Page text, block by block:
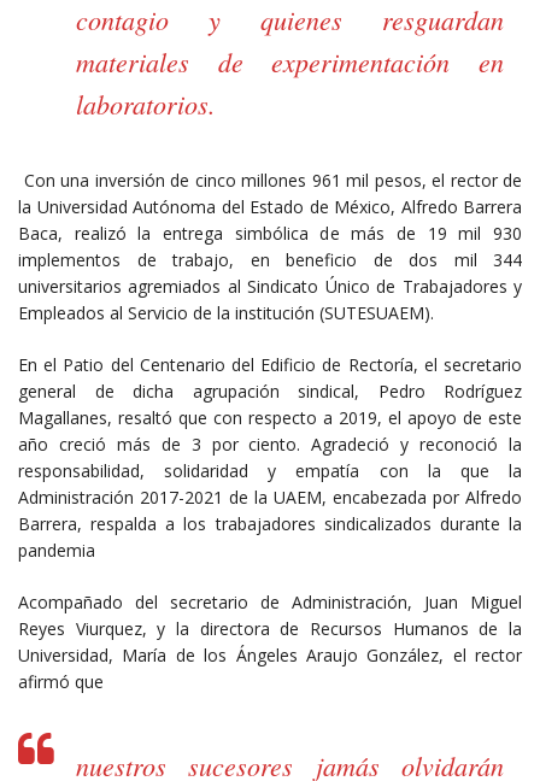
contagio y quienes resguardan
materiales de experimentación en
laboratorios.
Con una inversión de cinco millones 961 mil pesos, el rector de
la Universidad Autónoma del Estado de México, Alfredo Barrera
Baca, realizó la entrega simbólica de más de 19 mil 930
implementos de trabajo, en beneficio de dos mil 344
universitarios agremiados al Sindicato Único de Trabajadores y
Empleados al Servicio de la institución (SUTESUAEM).
En el Patio del Centenario del Edificio de Rectoría, el secretario
general de dicha agrupación sindical, Pedro Rodríguez
Magallanes, resaltó que con respecto a 2019, el apoyo de este
año creció más de 3 por ciento. Agradeció y reconoció la
responsabilidad, solidaridad y empatía con la que la
Administración 2017-2021 de la UAEM, encabezada por Alfredo
Barrera, respalda a los trabajadores sindicalizados durante la
pandemia
Acompañado del secretario de Administración, Juan Miguel
Reyes Viurquez, y la directora de Recursos Humanos de la
Universidad, María de los Ángeles Araujo González, el rector
afirmó que
nuestros sucesores jamás olvidarán